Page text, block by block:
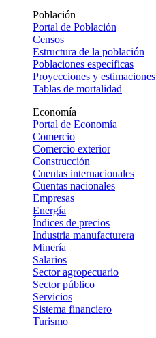
Población
Portal de Población
Censos
Estructura de la población
Poblaciones específicas
Proyecciones y estimaciones
Tablas de mortalidad
Economía
Portal de Economía
Comercio
Comercio exterior
Construcción
Cuentas internacionales
Cuentas nacionales
Empresas
Energía
Índices de precios
Industria manufacturera
Minería
Salarios
Sector agropecuario
Sector público
Servicios
Sistema financiero
Turismo